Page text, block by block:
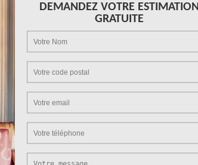
DEMANDEZ VOTRE ESTIMATION
GRATUITE